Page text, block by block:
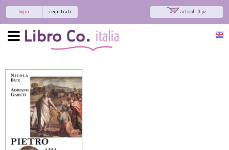
articoli: 0 pz.
registrati
login